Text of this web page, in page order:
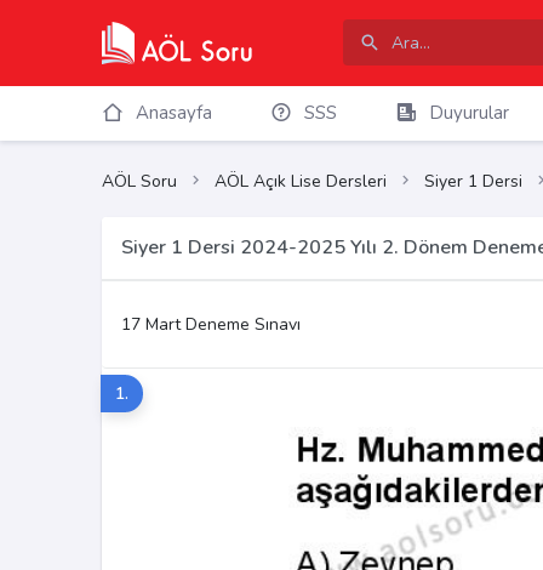
Anasayfa SSS Duyurular
AÖL Soru AÖL Açık Lise Dersleri Siyer 1 Dersi
Siyer 1 Dersi 2024-2025 Yılı 2. Dönem
17 Mart Deneme Sınavı
1.